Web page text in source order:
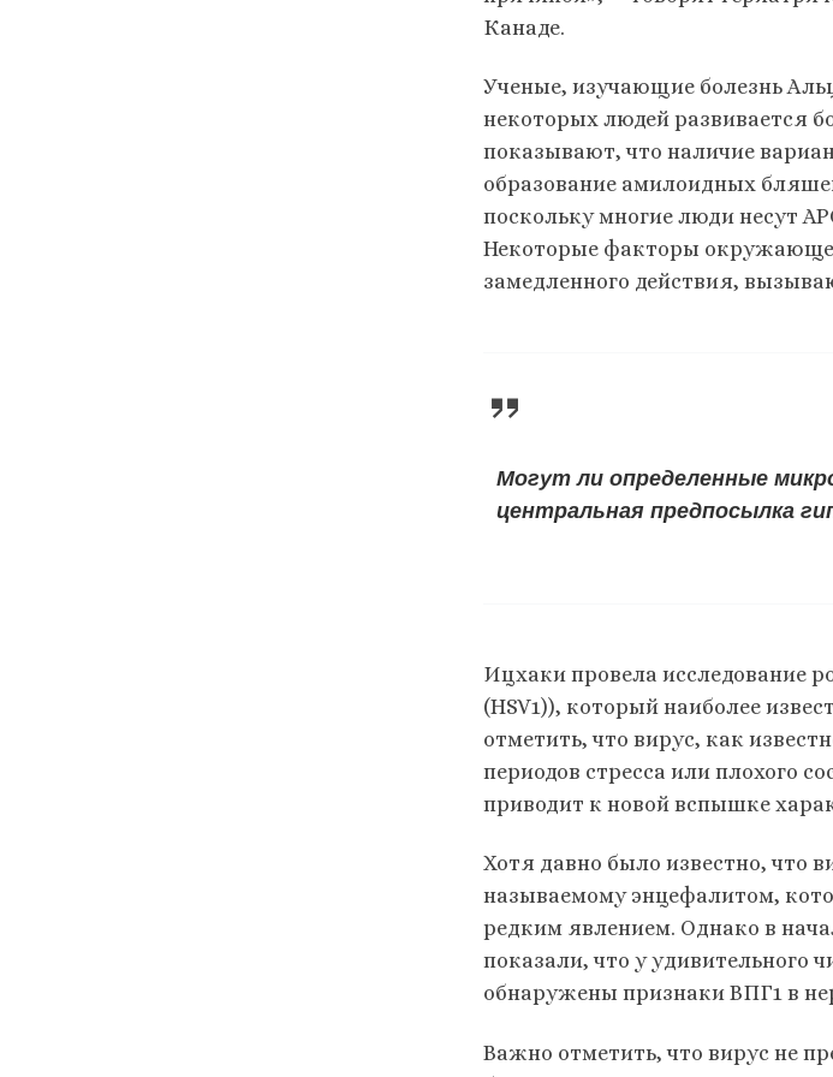
Канаде.
Ученые, изучающие болезнь
некоторых людей развивается
показывают, что наличие
образование амилоидных
поскольку многие люди несут
Некоторые факторы
замедленного действия,
Могут ли определенные
центральная предпосылка
Ицхаки провела исследование
(HSV1)), который наиболее
отметить, что вирус, как
периодов стресса или плохого
приводит к новой вспышке
Хотя давно было известно, что
называемому энцефалитом,
редким явлением. Однако в
показали, что у
обнаружены признаки ВПГ1 в
Важно отметить, что вирус не